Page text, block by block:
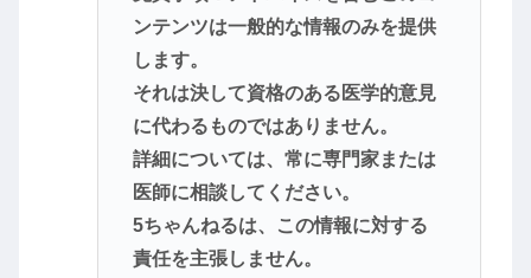
ンテンツは一般的な情報のみを提供
します。
それは決して資格のある医学的意見
に代わるものではありません。
詳細については、常に専門家または
医師に相談してください。
5ちゃんねるは、この情報に対する
責任を主張しません。